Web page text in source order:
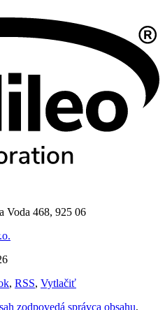
Voda 468, 925 06
, RSS, Vytlačiť
zodpovedá správca obsahu,